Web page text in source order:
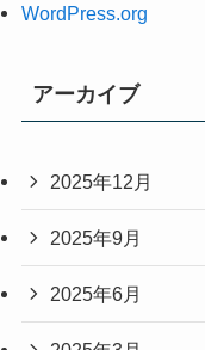
WordPress.org
アーカイブ
2025年12月
2025年9月
2025年6月